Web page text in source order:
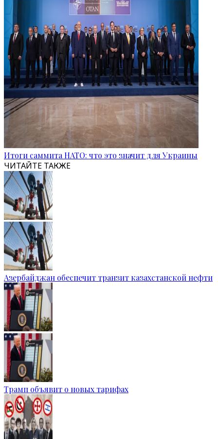
Итоги саммита НАТО: что это значит для Украины
ЧИТАЙТЕ ТАКЖЕ
Азербайджан обеспечит транзит казахстанской нефти
Трамп объявит о новых тарифах